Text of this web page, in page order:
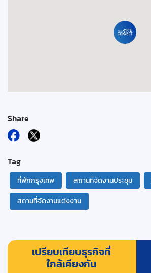
Share
Tag
ที่พักกรุงเทพ สถานที่จัดงานประชุม
สถานที่จัดงานแต่งงาน
เปรียบเทียบธุรกิจที่
ใกล้เคียงกัน